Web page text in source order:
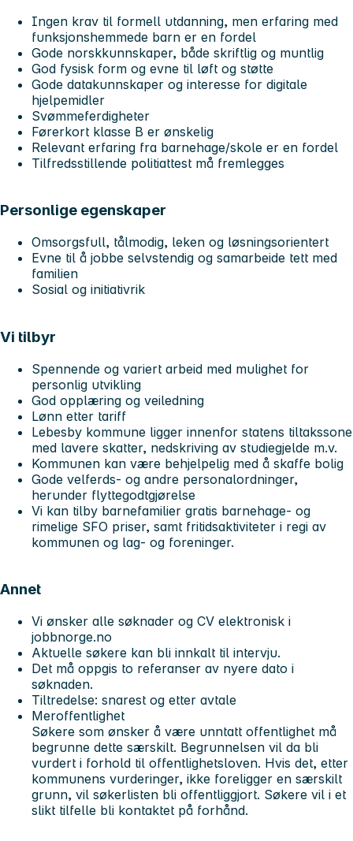
Ingen krav til formell utdanning, men erfaring med
funksjonshemmede barn er en fordel
Gode norskkunnskaper, både skriftlig og muntlig
God fysisk form og evne til løft og støtte
Gode datakunnskaper og interesse for digitale
hjelpemidler
Svømmeferdigheter
Førerkort klasse B er ønskelig
Relevant erfaring fra barnehage/skole er en fordel
Tilfredsstillende politiattest må fremlegges
Personlige egenskaper
Omsorgsfull, tålmodig, leken og løsningsorientert
Evne til å jobbe selvstendig og samarbeide tett med
familien
Sosial og initiativrik
Vi tilbyr
Spennende og variert arbeid med mulighet for
personlig utvikling
God opplæring og veiledning
Lønn etter tariff
Lebesby kommune ligger innenfor statens tiltakssone
med lavere skatter, nedskriving av studiegjelde m.v.
Kommunen kan være behjelpelig med å skaffe bolig
Gode velferds- og andre personalordninger,
herunder flyttegodtgjørelse
Vi kan tilby barnefamilier gratis barnehage- og
rimelige SFO priser, samt fritidsaktiviteter i regi av
kommunen og lag- og foreninger.
Annet
Vi ønsker alle søknader og CV elektronisk i
jobbnorge.no
Aktuelle søkere kan bli innkalt til intervju.
Det må oppgis to referanser av nyere dato i
søknaden.
Tiltredelse: snarest og etter avtale
Meroffentlighet
Søkere som ønsker å være unntatt offentlighet må
begrunne dette særskilt. Begrunnelsen vil da bli
vurdert i forhold til offentlighetsloven. Hvis det, etter
kommunens vurderinger, ikke foreligger en særskilt
grunn, vil søkerlisten bli offentliggjort. Søkere vil i et
slikt tilfelle bli kontaktet på forhånd.